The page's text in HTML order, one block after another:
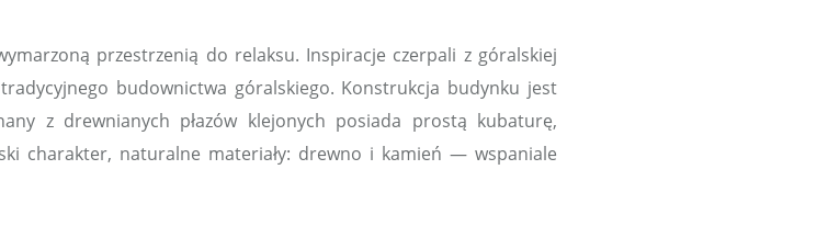
przestrzenią do relaksu. Inspiracje czerpali z góralskiej
budownictwa góralskiego. Konstrukcja budynku jest
z drewnianych płazów klejonych posiada prostą kubaturę,
charakter, naturalne materiały: drewno i kamień — wspaniale